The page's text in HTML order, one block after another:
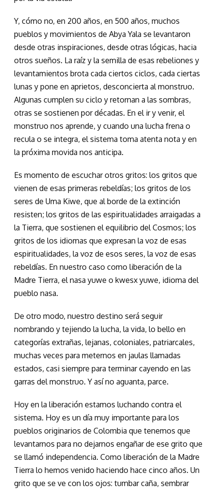
Y, cómo no, en 200 años, en 500 años, muchos
pueblos y movimientos de Abya Yala se levantaron
desde otras inspiraciones, desde otras lógicas, hacia
otros sueños. La raíz y la semilla de esas rebeliones y
levantamientos brota cada ciertos ciclos, cada ciertas
lunas y pone en aprietos, desconcierta al monstruo.
Algunas cumplen su ciclo y retornan a las sombras,
otras se sostienen por décadas. En el ir y venir, el
monstruo nos aprende, y cuando una lucha frena o
recula o se integra, el sistema toma atenta nota y en
la próxima movida nos anticipa.
Es momento de escuchar otros gritos: los gritos que
vienen de esas primeras rebeldías; los gritos de los
seres de Uma Kiwe, que al borde de la extinción
resisten; los gritos de las espiritualidades arraigadas a
la Tierra, que sostienen el equilibrio del Cosmos; los
gritos de los idiomas que expresan la voz de esas
espiritualidades, la voz de esos seres, la voz de esas
rebeldías. En nuestro caso como liberación de la
Madre Tierra, el nasa yuwe o kwesx yuwe, idioma del
pueblo nasa.
De otro modo, nuestro destino será seguir
nombrando y tejiendo la lucha, la vida, lo bello en
categorías extrañas, lejanas, coloniales, patriarcales,
muchas veces para meternos en jaulas llamadas
estados, casi siempre para terminar cayendo en las
garras del monstruo. Y así no aguanta, parce.
Hoy en la liberación estamos luchando contra el
sistema. Hoy es un día muy importante para los
pueblos originarios de Colombia que tenemos que
levantarnos para no dejarnos engañar de ese grito que
se llamó independencia. Como liberación de la Madre
Tierra lo hemos venido haciendo hace cinco años. Un
grito que se ve con los ojos: tumbar caña, sembrar